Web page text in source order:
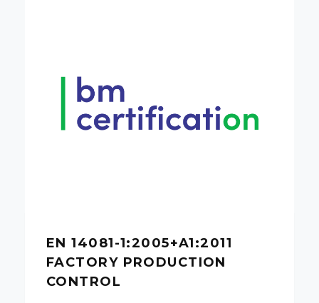
EN 14081-1:2005+A1:2011
FACTORY PRODUCTION
CONTROL